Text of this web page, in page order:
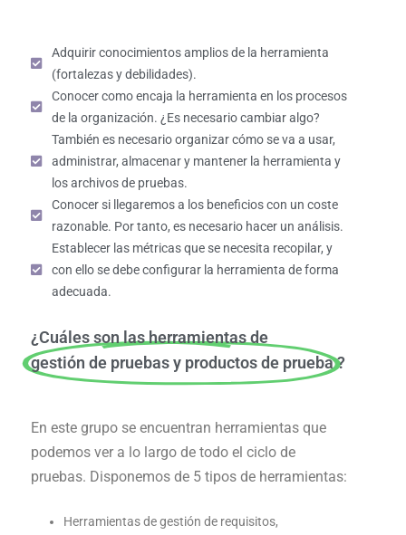
Adquirir conocimientos amplios de la herramienta
(fortalezas y debilidades).
Conocer como encaja la herramienta en los procesos
de la organización. ¿Es necesario cambiar algo?
También es necesario organizar cómo se va a usar,
administrar, almacenar y mantener la herramienta y
los archivos de pruebas.
Conocer si llegaremos a los beneficios con un coste
razonable. Por tanto, es necesario hacer un análisis.
Establecer las métricas que se necesita recopilar, y
con ello se debe configurar la herramienta de forma
adecuada.
¿Cuáles son las herramientas de
gestión de pruebas y productos de prueba?
En este grupo se encuentran herramientas que
podemos ver a lo largo de todo el ciclo de
pruebas. Disponemos de 5 tipos de herramientas:
Herramientas de gestión de requisitos,